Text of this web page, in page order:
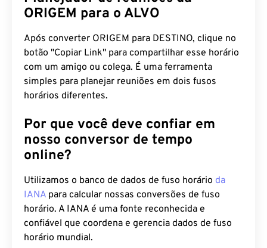
ORIGEM para o ALVO
Após converter ORIGEM para DESTINO, clique no
botão "Copiar Link" para compartilhar esse horário
com um amigo ou colega. É uma ferramenta
simples para planejar reuniões em dois fusos
horários diferentes.
Por que você deve confiar em
nosso conversor de tempo
online?
Utilizamos o banco de dados de fuso horário da
IANA para calcular nossas conversões de fuso
horário. A IANA é uma fonte reconhecida e
confiável que coordena e gerencia dados de fuso
horário mundial.